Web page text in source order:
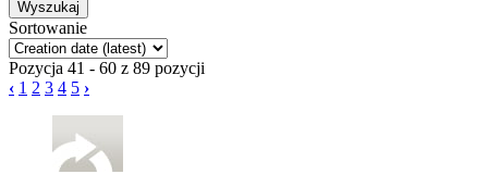
Sortowanie
Pozycja 41 - 60 z 89 pozycji
‹ 1 2 3 4 5 ›